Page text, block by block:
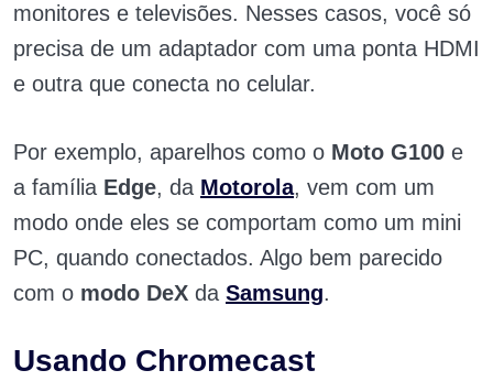
monitores e televisões. Nesses casos, você só
precisa de um adaptador com uma ponta HDMI
e outra que conecta no celular.
Por exemplo, aparelhos como o Moto G100 e
a família Edge, da Motorola, vem com um
modo onde eles se comportam como um mini
PC, quando conectados. Algo bem parecido
com o modo DeX da Samsung.
Usando Chromecast